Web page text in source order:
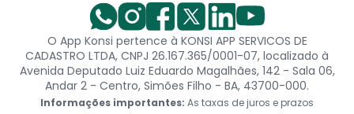
O App Konsi pertence à KONSI APP SERVICOS DE
CADASTRO LTDA, CNPJ 26.167.365/0001-07, localizado à
Avenida Deputado Luiz Eduardo Magalhães, 142 - Sala 06,
Andar 2 - Centro, Simões Filho - BA, 43700-000.
Informações importantes: As taxas de juros e prazos